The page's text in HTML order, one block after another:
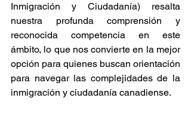
Inmigración y Ciudadanía) resalta
nuestra profunda comprensión y
reconocida competencia en este
ámbito, lo que nos convierte en la mejor
opción para quienes buscan orientación
para navegar las complejidades de la
inmigración y ciudadanía canadiense.